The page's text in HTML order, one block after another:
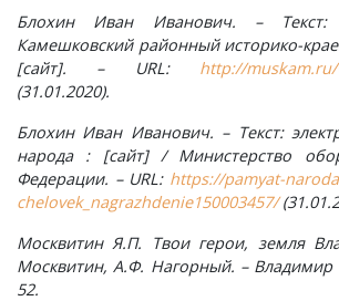
Блохин Иван Иванович. – Текст:
Камешковский районный историко-
[сайт]. – URL: http://muskam.ru/
(31.01.2020).
Блохин Иван Иванович. – Текст:
народа : [сайт] / Министерство
Федерации. – URL: https://pamyat-
chelovek_nagrazhdenie150003457/
Москвитин Я.П. Твои герои, земля
Москвитин, А.Ф. Нагорный. – Владимир
52.
Лужки, деревня
Макариха, деревня
Малое Урсово болото, посёлок
Марьинка, деревня
Машки, деревня